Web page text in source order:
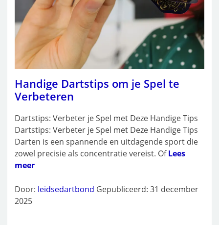
Handige Dartstips om je Spel te
Verbeteren
Dartstips: Verbeter je Spel met Deze Handige Tips
Dartstips: Verbeter je Spel met Deze Handige Tips
Darten is een spannende en uitdagende sport die
zowel precisie als concentratie vereist. OfLees
meer
Door: leidsedartbond Gepubliceerd: 31 december
2025